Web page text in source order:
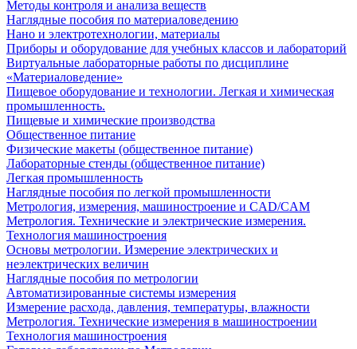
Методы контроля и анализа веществ
Наглядные пособия по материаловедению
Нано и электротехнологии, материалы
Приборы и оборудование для учебных классов и лабораторий
Виртуальные лабораторные работы по дисциплине
«Материаловедение»
Пищевое оборудование и технологии. Легкая и химическая
промышленность.
Пищевые и химические производства
Общественное питание
Физические макеты (общественное питание)
Лабораторные стенды (общественное питание)
Легкая промышленность
Наглядные пособия по легкой промышленности
Метрология, измерения, машиностроение и CAD/CAM
Метрология. Технические и электрические измерения.
Технология машиностроения
Основы метрологии. Измерение электрических и
неэлектрических величин
Наглядные пособия по метрологии
Автоматизированные системы измерения
Измерение расхода, давления, температуры, влажности
Метрология. Технические измерения в машиностроении
Технология машиностроения